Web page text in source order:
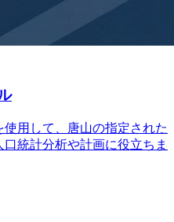
用して、唐山の指定された
統計分析や計画に役立ちま